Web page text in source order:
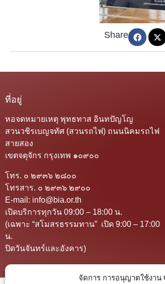
จัดการ การอนุญาตใช้งาน
Share
ที่อยู่
หอจดหมายเหตุ พุทธทาส อินทปัญโญ
สวนวชิรเบญจทัศ (สวนรถไฟ) ถนนนิคมรถไฟ
สายสอง
เขตจตุจักร กรุงเทพ ๑๐๙๐๐
โทร. ๐ ๒๙๓๖ ๒๘๐๐
โทรสาร. ๐ ๒๙๓๖ ๒๙๐๐
E-mail: info@bia.or.th
เปิดบริการทุกวัน 09:00 – 18:00 น.
(เฉพาะ “สโมสรธรรมทาน” เปิด 9:00 – 17:00
น.
ปิดวันจันทร์และอังคาร)